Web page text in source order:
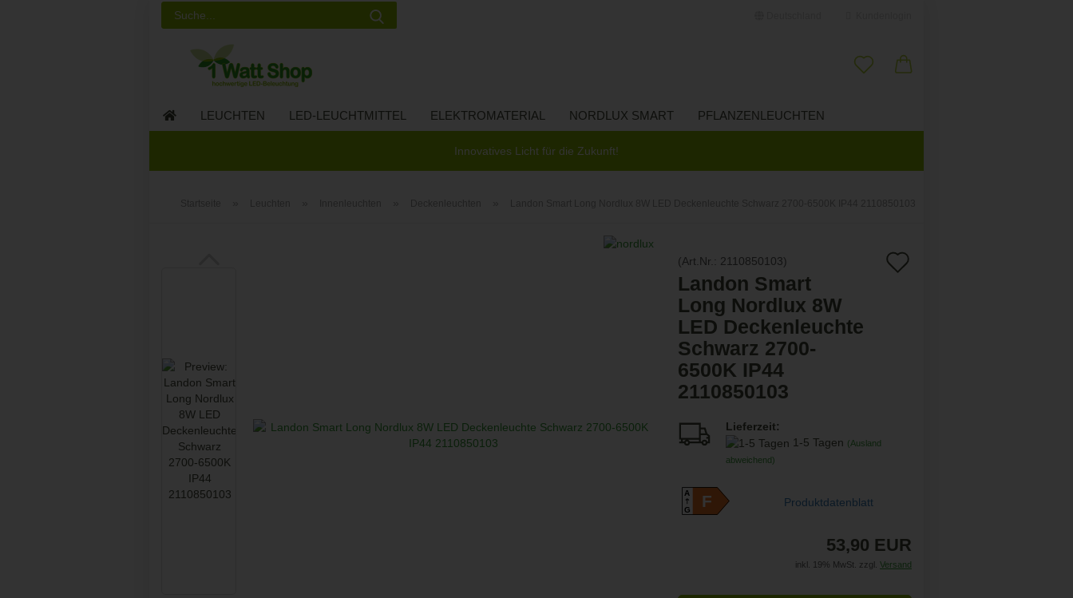
Passwort vergessen?
Innovatives Licht für die Zukunft!
LEUCHTEN LED-LEUCHTMITTEL ELEKTROMATERIAL NORDLUX SMART PFLANZENLEUCHTEN
(Art.Nr.: 2110850103)
Landon Smart
Long Nordlux 8W
LED Deckenleuchte
Schwarz 2700-
6500K IP44
2110850103
Lieferzeit:
1-5 Tagen (Ausland
abweichend)
A
GF Produktdatenblatt
53,90 EUR
inkl. 19% MwSt. zzgl. Versand